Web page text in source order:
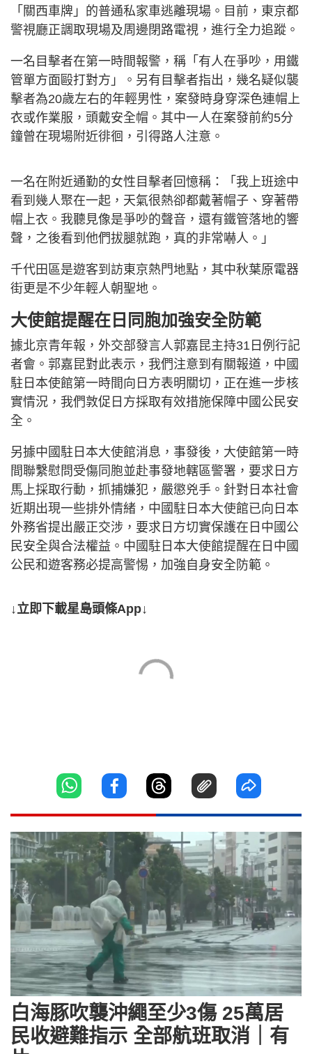
「關西車牌」的普通私家車逃離現場。目前，東京都
警視廳正調取現場及周邊閉路電視，進行全力追蹤。
一名目擊者在第一時間報警，稱「有人在爭吵，用鐵
管單方面毆打對方」。另有目擊者指出，幾名疑似襲
擊者為20歲左右的年輕男性，案發時身穿深色連帽上
衣或作業服，頭戴安全帽。其中一人在案發前約5分
鐘曾在現場附近徘徊，引得路人注意。
一名在附近通勤的女性目擊者回憶稱：「我上班途中
看到幾人聚在一起，天氣很熱卻都戴著帽子、穿著帶
帽上衣。我聽見像是爭吵的聲音，還有鐵管落地的響
聲，之後看到他們拔腿就跑，真的非常嚇人。」
千代田區是遊客到訪東京熱門地點，其中秋葉原電器
街更是不少年輕人朝聖地。
大使館提醒在日同胞加強安全防範
據北京青年報，外交部發言人郭嘉昆主持31日例行記
者會。郭嘉昆對此表示，我們注意到有關報道，中國
駐日本使館第一時間向日方表明關切，正在進一步核
實情況，我們敦促日方採取有效措施保障中國公民安
全。
另據中國駐日本大使館消息，事發後，大使館第一時
間聯繫慰問受傷同胞並赴事發地轄區警署，要求日方
馬上採取行動，抓捕嫌犯，嚴懲兇手。針對日本社會
近期出現一些排外情緒，中國駐日本大使館已向日本
外務省提出嚴正交涉，要求日方切實保護在日中國公
民安全與合法權益。中國駐日本大使館提醒在日中國
公民和遊客務必提高警惕，加強自身安全防範。
↓立即下載星島頭條App↓
白海豚吹襲沖繩至少3傷 25萬居
民收避難指示 全部航班取消｜有